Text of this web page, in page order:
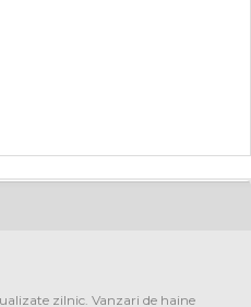
zilnic. Vanzari de haine